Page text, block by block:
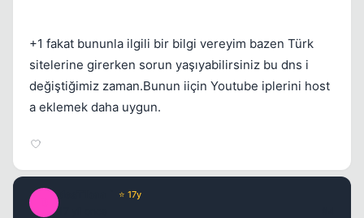
+1 fakat bununla ilgili bir bilgi vereyim bazen Türk
sitelerine girerken sorun yaşıyabilirsiniz bu dns i
değiştiğimiz zaman.Bunun iiçin Youtube iplerini host
a eklemek daha uygun.
⭐ 17y